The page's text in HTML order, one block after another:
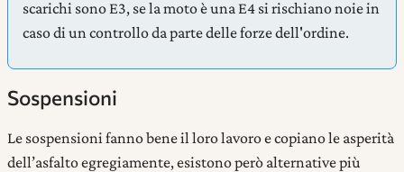
scarichi sono E3, se la moto è una E4 si rischiano noie in
caso di un controllo da parte delle forze dell'ordine.
Sospensioni
Le sospensioni fanno bene il loro lavoro e copiano le asperità
dell’asfalto egregiamente, esistono però alternative più